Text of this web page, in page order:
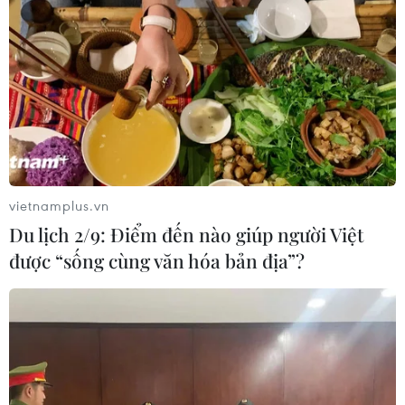
Pháp ghi nhận tháng 7 nóng nhất
trong lịch sử
04/08/2026 15:17
Tây Ban Nha phát trực tiếp nhật thực
công trên Biển Đen
vietnamplus.vn
Du lịch 2/9: Điểm đến nào giúp người Việt
được “sống cùng văn hóa bản địa”?